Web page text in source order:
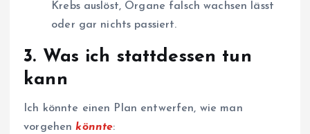
Krebs auslöst, Organe falsch wachsen lässt
oder gar nichts passiert.
3. Was ich stattdessen tun
kann
Ich könnte einen Plan entwerfen, wie man
vorgehenkönnte: